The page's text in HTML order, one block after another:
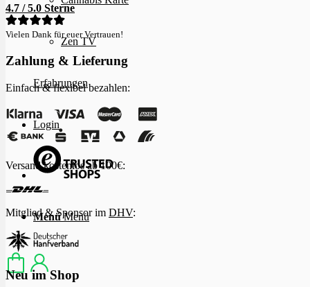
Zen TV
Erfahrungen
Login
Menü Menü
4.7 / 5.0 Sterne
Vielen Dank für euer Vertrauen!
Zahlung & Lieferung
Einfach & flexibel bezahlen:
Versand kostenlos ab 100€:
Mitglied & Sponsor im DHV:
Neu im Shop